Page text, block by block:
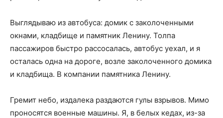
Выглядываю из автобуса: домик с заколоченными
окнами, кладбище и памятник Ленину. Толпа
пассажиров быстро рассосалась, автобус уехал, и я
осталась одна на дороге, возле заколоченного домика
и кладбища. В компании памятника Ленину.
Гремит небо, издалека раздаются гулы взрывов. Мимо
проносятся военные машины. Я, в белых кедах, из-за